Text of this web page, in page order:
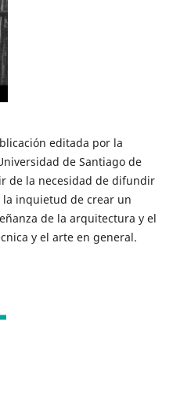
editada por la
de Santiago de
de la necesidad de difundir
la inquietud de crear un
de la arquitectura y el
y el arte en general.